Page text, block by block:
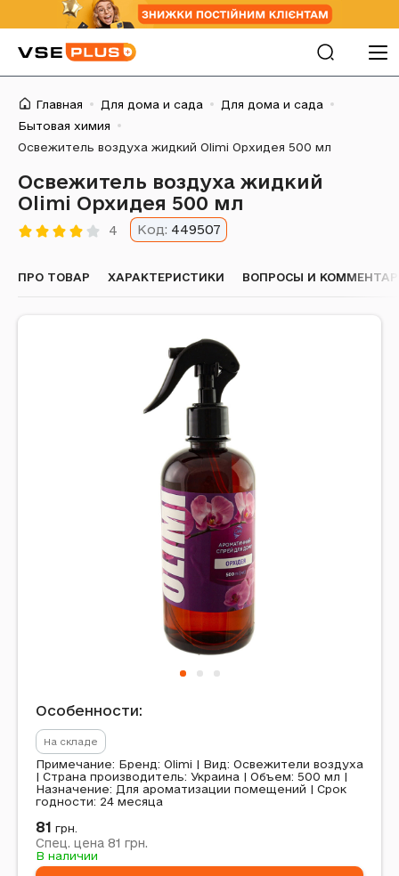
Главная Для дома и сада
Для дома и сада
Бытовая химия
Освежитель воздуха жидкий Olimi Орхидея 500 мл
Освежитель воздуха жидкий
Olimi Орхидея 500 мл
4 Код: 449507
ПРО ТОВАР ХАРАКТЕРИСТИКИ ВОПРОСЫ И
Особенности:
На складе
Примечание: Бренд: Olimi | Вид: Освежители воздуха
| Страна производитель: Украина | Объем: 500 мл |
Назначение: Для ароматизации помещений | Срок
годности: 24 месяца
81 грн.
Спец. цена 81 грн.
В наличии